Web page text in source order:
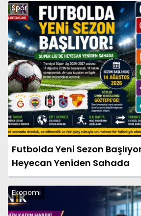
Spor
Futbolda Yeni Sezon
Heyecan Yeniden Sahada
Ekonomi